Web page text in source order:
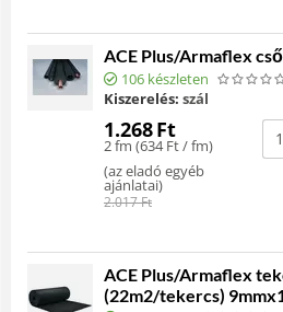
ACE Plus/Armaflex
106 készleten
Kiszerelés: szál
1.268Ft
2 fm (634Ft/ fm)
(az eladó egyéb
ajánlatai)
2.017Ft
ACE Plus/Armaflex
(22m2/tekercs)